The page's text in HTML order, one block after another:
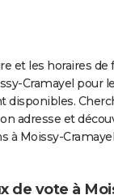
et les horaires
Cramayel pour
disponibles.
adresse et
à Moissy-
de vote à